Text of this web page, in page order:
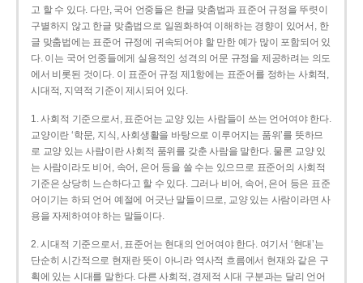
고 할 수 있다. 다만, 국어 언중들은 한글 맞춤법과 표준어 규정을 뚜렷이
구별하지 않고 한글 맞춤법으로 일원화하여 이해하는 경향이 있어서, 한
글 맞춤법에는 표준어 규정에 귀속되어야 할 만한 예가 많이 포함되어 있
다. 이는 국어 언중들에게 실용적인 성격의 어문 규정을 제공하려는 의도
에서 비롯된 것이다. 이 표준어 규정 제1항에는 표준어를 정하는 사회적,
시대적, 지역적 기준이 제시되어 있다.
1. 사회적 기준으로서, 표준어는 교양 있는 사람들이 쓰는 언어여야 한다.
교양이란 ‘학문, 지식, 사회생활을 바탕으로 이루어지는 품위’를 뜻하므
로 교양 있는 사람이란 사회적 품위를 갖춘 사람을 말한다. 물론 교양 있
는 사람이라도 비어, 속어, 은어 등을 쓸 수는 있으므로 표준어의 사회적
기준은 상당히 느슨하다고 할 수 있다. 그러나 비어, 속어, 은어 등은 표준
어이기는 하되 언어 예절에 어긋난 말들이므로, 교양 있는 사람이라면 사
용을 자제하여야 하는 말들이다.
2. 시대적 기준으로서, 표준어는 현대의 언어여야 한다. 여기서 ‘현대’는
단순히 시간적으로 현재란 뜻이 아니라 역사적 흐름에서 현재와 같은 구
획에 있는 시대를 말한다. 다른 사회적, 경제적 시대 구분과는 달리 언어